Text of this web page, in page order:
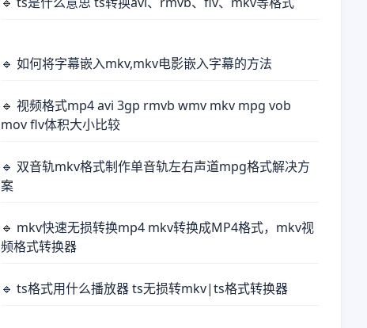
🔹 如何将字幕嵌入mkv,mkv电影嵌入字幕的方法
🔹 视频格式mp4 avi 3gp rmvb wmv mkv mpg vob
mov flv体积大小比较
🔹 双音轨mkv格式制作单音轨左右声道mpg格式解决方
案
🔹 mkv快速无损转换mp4 mkv转换成MP4格式，mkv视
频格式转换器
🔹 ts格式用什么播放器 ts无损转mkv|ts格式转换器